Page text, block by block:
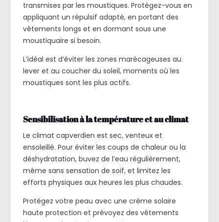
transmises par les moustiques. Protégez-vous en
appliquant un répulsif adapté, en portant des
vêtements longs et en dormant sous une
moustiquaire si besoin.
L’idéal est d’éviter les zones marécageuses au
lever et au coucher du soleil, moments où les
moustiques sont les plus actifs.
Sensibilisation à la température et au climat
Le climat capverdien est sec, venteux et
ensoleillé. Pour éviter les coups de chaleur ou la
déshydratation, buvez de l’eau régulièrement,
même sans sensation de soif, et limitez les
efforts physiques aux heures les plus chaudes.
Protégez votre peau avec une crème solaire
haute protection et prévoyez des vêtements